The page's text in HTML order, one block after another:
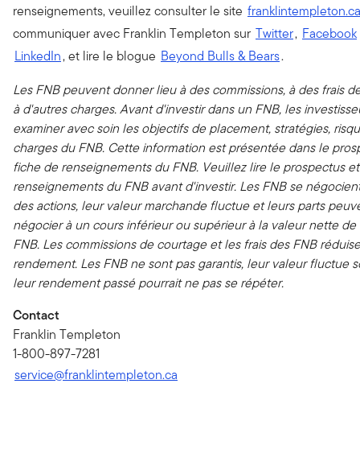
renseignements, veuillez consulter le site franklintempleton.ca
communiquer avec Franklin Templeton sur Twitter, Facebook
LinkedIn, et lire le blogue Beyond Bulls & Bears.
Les FNB peuvent donner lieu à des commissions, à des frais
à d'autres charges. Avant d'investir dans un FNB, les
examiner avec soin les objectifs de placement, stratégies,
charges du FNB. Cette information est présentée dans le
fiche de renseignements du FNB. Veuillez lire le prospectus
renseignements du FNB avant d'investir. Les FNB se
des actions, leur valeur marchande fluctue et leurs parts
négocier à un cours inférieur ou supérieur à la valeur nette
FNB. Les commissions de courtage et les frais des FNB
rendement. Les FNB ne sont pas garantis, leur valeur fluctue
leur rendement passé pourrait ne pas se répéter.
Contact
Franklin Templeton
1-800-897-7281
service@franklintempleton.ca